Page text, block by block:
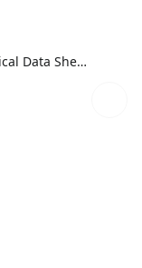
Kip - Technical Data Sheet